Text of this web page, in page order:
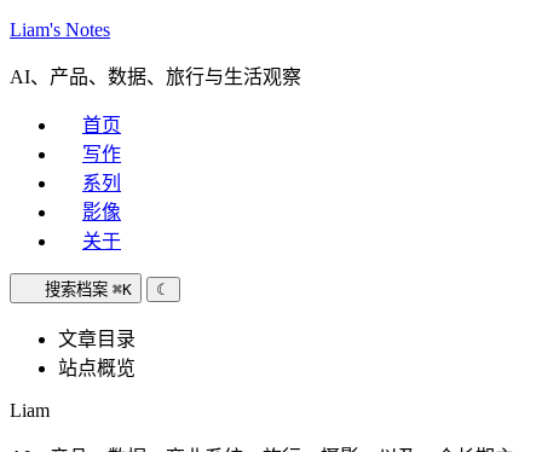
Liam's Notes
AI、产品、数据、旅行与生活观察
首页
写作
系列
影像
关于
搜索档案 ⌘K ☾
文章目录
站点概览
Liam